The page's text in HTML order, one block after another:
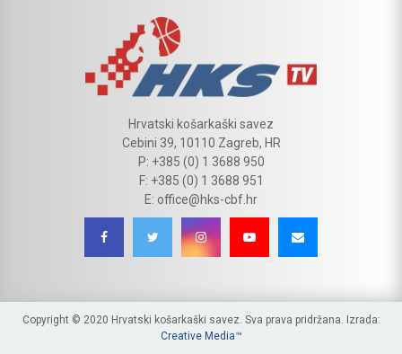
Hrvatski košarkaški savez
Cebini 39, 10110 Zagreb, HR
P: +385 (0) 1 3688 950
F: +385 (0) 1 3688 951
E: office@hks-cbf.hr
Copyright © 2020 Hrvatski košarkaški savez. Sva prava pridržana. Izrada:
Creative Media™